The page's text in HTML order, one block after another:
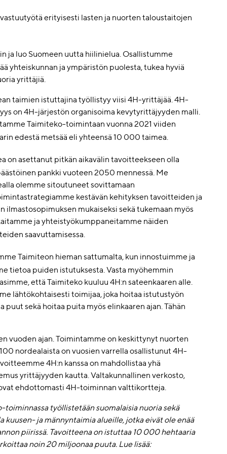
erityisesti lasten ja nuorten taloustaitojen
ja luo Suomeen uutta hiilinielua. Osallistumme
yhteiskunnan ja ympäristön puolesta, tukea hyviä
yrittäjiä.
taimien istuttajina työllistyy viisi 4H-yrittäjää. 4H-
on 4H-järjestön organisoima kevytyrittäjyyden malli.
Taimiteko-toimintaan vuonna 2021 viiden
edestä metsää eli yhteensä 10 000 taimea.
on asettanut pitkän aikavälin tavoitteekseen olla
pankki vuoteen 2050 mennessä. Me
olemme sitoutuneet sovittamaan
kestävän kehityksen tavoitteiden ja
ilmastosopimuksen mukaiseksi sekä tukemaan myös
ja yhteistyökumppaneitamme näiden
saavuttamisessa.
Taimiteon hieman sattumalta, kun innostuimme ja
tietoa puiden istutuksesta. Vasta myöhemmin
että Taimiteko kuuluu 4H:n sateenkaaren alle.
lähtökohtaisesti toimijaa, joka hoitaa istutustyön
sekä hoitaa puita myös elinkaaren ajan. Tähän
vuoden ajan. Toimintamme on keskittynyt nuorten
nordealaista on vuosien varrella osallistunut 4H-
4H:n kanssa on mahdollistaa yhä
yrittäjyyden kautta. Valtakunnallinen verkosto,
ehdottomasti 4H-toiminnan valttikortteja.
työllistetään suomalaisia nuoria sekä
ja männyntaimia alueille, jotka eivät ole enää
piirissä. Tavoitteena on istuttaa 10 000 hehtaaria
noin 20 miljoonaa puuta. Lue lisää: